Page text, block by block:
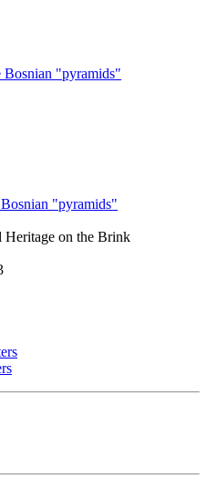
Bosnian "pyramids"
"pyramids"
Heritage on the Brink